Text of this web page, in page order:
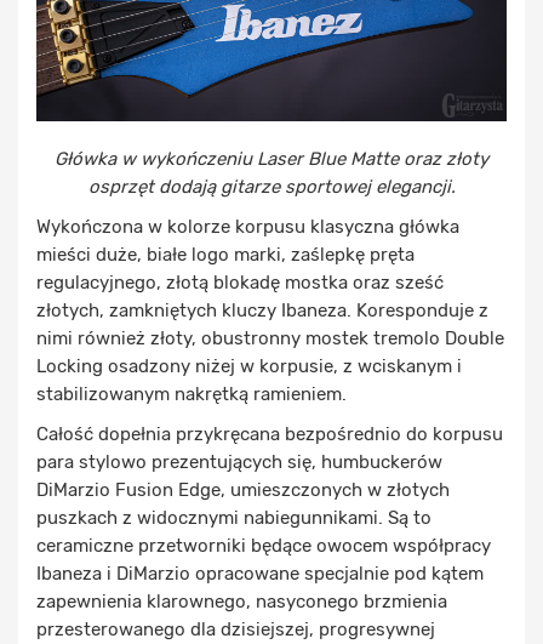
Główka w wykończeniu Laser Blue Matte oraz złoty
osprzęt dodają gitarze sportowej elegancji.
Wykończona w kolorze korpusu klasyczna główka
mieści duże, białe logo marki, zaślepkę pręta
regulacyjnego, złotą blokadę mostka oraz sześć
złotych, zamkniętych kluczy Ibaneza. Koresponduje z
nimi również złoty, obustronny mostek tremolo Double
Locking osadzony niżej w korpusie, z wciskanym i
stabilizowanym nakrętką ramieniem.
Całość dopełnia przykręcana bezpośrednio do korpusu
para stylowo prezentujących się, humbuckerów
DiMarzio Fusion Edge, umieszczonych w złotych
puszkach z widocznymi nabiegunnikami. Są to
ceramiczne przetworniki będące owocem współpracy
Ibaneza i DiMarzio opracowane specjalnie pod kątem
zapewnienia klarownego, nasyconego brzmienia
przesterowanego dla dzisiejszej, progresywnej